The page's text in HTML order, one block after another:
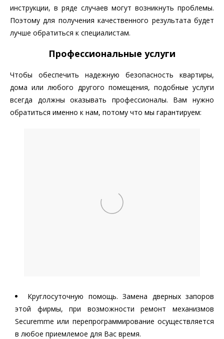
инструкции, в ряде случаев могут возникнуть проблемы.
Поэтому для получения качественного результата будет
лучше обратиться к специалистам.
Профессиональные услуги
Чтобы обеспечить надежную безопасность квартиры,
дома или любого другого помещения, подобные услуги
всегда должны оказывать профессионалы. Вам нужно
обратиться именно к нам, потому что мы гарантируем:
Круглосуточную помощь. Замена дверных запоров
этой фирмы, при возможности ремонт механизмов
Securemme или перепрограммирование осуществляется
в любое приемлемое для Вас время.